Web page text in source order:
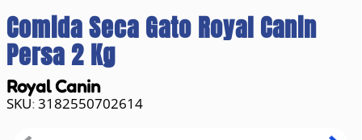
Comida Seca Gato Royal Canin
Persa 2 Kg
Royal Canin
: 3182550702614